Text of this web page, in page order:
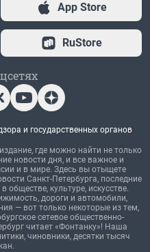
App Store
RuStore
и государственных органов
где можно найти не только
новости дня, и все важное и
и в мире. Здесь вы отыщете
Санкт-Петербурга, последние
обществе, культуре, искусстве.
дороги и автомобили,
— вот только некоторые из тем,
сетевое общественно-
читает «Фонтанку»! Наша
чиновники, десятки тысяч